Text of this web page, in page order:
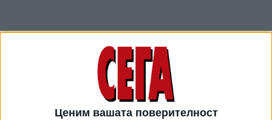
Ценим вашата поверителност